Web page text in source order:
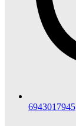
6943017945